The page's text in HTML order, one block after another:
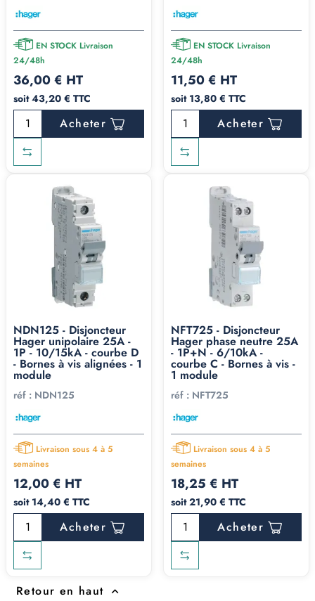
EN STOCK Livraison
24/48h
36,00 € HT
soit 43,20 € TTC
Acheter
EN STOCK Livraison
24/48h
11,50 € HT
soit 13,80 € TTC
Acheter
NDN125 - Disjoncteur
Hager unipolaire 25A -
1P - 10/15kA - courbe D
- Bornes à vis alignées - 1
module
réf : NDN125
Livraison sous 4 à 5
semaines
12,00 € HT
soit 14,40 € TTC
Acheter
NFT725 - Disjoncteur
Hager phase neutre 25A
- 1P+N - 6/10kA -
courbe C - Bornes à vis -
1 module
réf : NFT725
Livraison sous 4 à 5
semaines
18,25 € HT
soit 21,90 € TTC
Acheter
Retour en haut 